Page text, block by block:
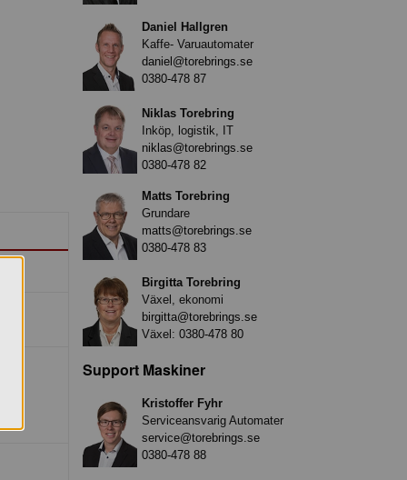
Daniel Hallgren
Kaffe- Varuautomater
daniel@torebrings.se
0380-478 87
Niklas Torebring
Inköp, logistik, IT
niklas@torebrings.se
0380-478 82
Matts Torebring
Grundare
matts@torebrings.se
0380-478 83
Birgitta Torebring
Växel, ekonomi
birgitta@torebrings.se
Växel: 0380-478 80
Support Maskiner
Kristoffer Fyhr
Serviceansvarig Automater
service@torebrings.se
0380-478 88